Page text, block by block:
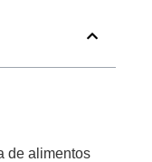
de alimentos